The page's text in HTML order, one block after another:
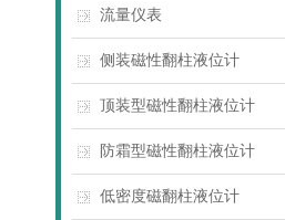
流量仪表
侧装磁性翻柱液位计
顶装型磁性翻柱液位计
防霜型磁性翻柱液位计
低密度磁翻柱液位计